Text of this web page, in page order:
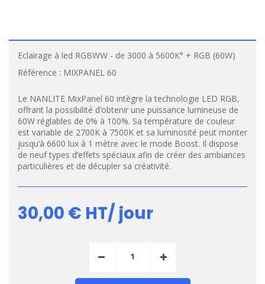
Eclairage à led RGBWW - de 3000 à 5600K° + RGB (60W)
Référence : MIXPANEL 60
Le NANLITE MixPanel 60 intègre la technologie LED RGB,
offrant la possibilité d’obtenir une puissance lumineuse de
60W réglables de 0% à 100%. Sa température de couleur
est variable de 2700K à 7500K et sa luminosité peut monter
jusqu’à 6600 lux à 1 mètre avec le mode Boost. Il dispose
de neuf types d’effets spéciaux afin de créer des ambiances
particulières et de décupler sa créativité.
30,00 € HT/ jour